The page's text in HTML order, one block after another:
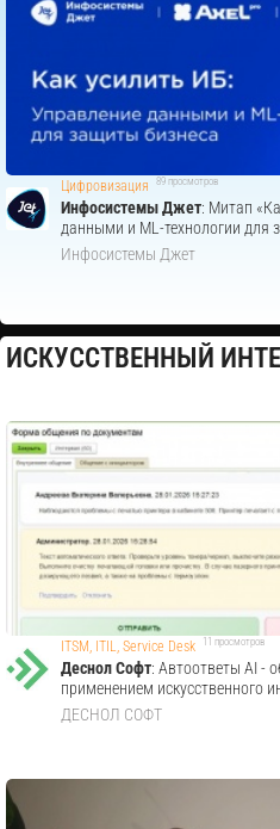
Цифровизация 89 просмотров
Инфосистемы Джет: Митап
данными и ML-технологии для
Инфосистемы Джет
ИСКУССТВЕННЫЙ
ITSM, ITIL, Service Desk 11 просмотров
Деснол Со​фт: Автоответы AI -
применением искусственного
ДЕСНОЛ СОФТ